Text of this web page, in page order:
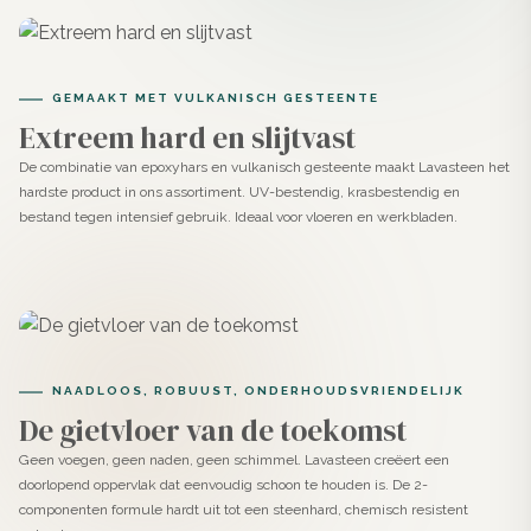
geschikt voor ruimtes waar sfeer en functionaliteit
samenkomen.
Ideaal voor vloeren, wanden, meubels en trappen in
Bestand tegen water en intensief gebruik. Dus
keukens
Hecht op ondergronden zoals beton, cement, tegels
(met primer), gips, hout of MDF.
GEMAAKT MET VULKANISCH GESTEENTE
Extreem hard en slijtvast
De combinatie van epoxyhars en vulkanisch gesteente maakt Lavasteen het
hardste product in ons assortiment. UV-bestendig, krasbestendig en
bestand tegen intensief gebruik. Ideaal voor vloeren en werkbladen.
NAADLOOS, ROBUUST, ONDERHOUDSVRIENDELIJK
De gietvloer van de toekomst
Geen voegen, geen naden, geen schimmel. Lavasteen creëert een
doorlopend oppervlak dat eenvoudig schoon te houden is. De 2-
componenten formule hardt uit tot een steenhard, chemisch resistent